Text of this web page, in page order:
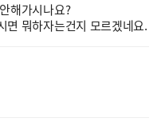
해가시나요?
면 뭐하자는건지 모르겠네요.